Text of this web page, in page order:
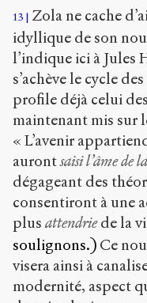
13
Zola ne cache
idyllique de son
l’indique ici à Jules
s’achève le cycle des
profile déjà celui des
maintenant mis sur
« L’avenir
aurontsaisi l’âme de
dégageant des
consentiront à une
plus attendriede la
soulignons.) Ce
visera ainsi à
modernité, aspect